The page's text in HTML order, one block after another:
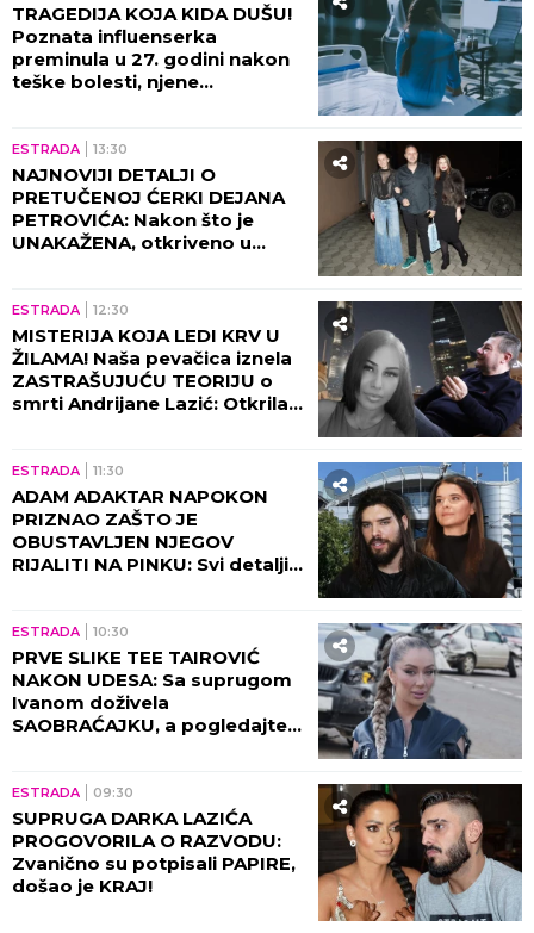
TRAGEDIJA KOJA KIDA DUŠU!
Poznata influenserka
preminula u 27. godini nakon
teške bolesti, njene
ESTRADA 13:30
NAJNOVIJI DETALJI O
PRETUČENOJ ĆERKI DEJANA
PETROVIĆA: Nakon što je
UNAKAŽENA, otkriveno u
ESTRADA 12:30
MISTERIJA KOJA LEDI KRV U
ŽILAMA! Naša pevačica iznela
ZASTRAŠUJUĆU TEORIJU o
smrti Andrijane Lazić: Otkrila
ESTRADA 11:30
ADAM ADAKTAR NAPOKON
PRIZNAO ZAŠTO JE
OBUSTAVLJEN NJEGOV
RIJALITI NA PINKU: Svi detalji
ESTRADA 10:30
PRVE SLIKE TEE TAIROVIĆ
NAKON UDESA: Sa suprugom
Ivanom doživela
SAOBRAĆAJKU, a pogledajte
ESTRADA 09:30
SUPRUGA DARKA LAZIĆA
PROGOVORILA O RAZVODU:
Zvanično su potpisali PAPIRE,
došao je KRAJ!